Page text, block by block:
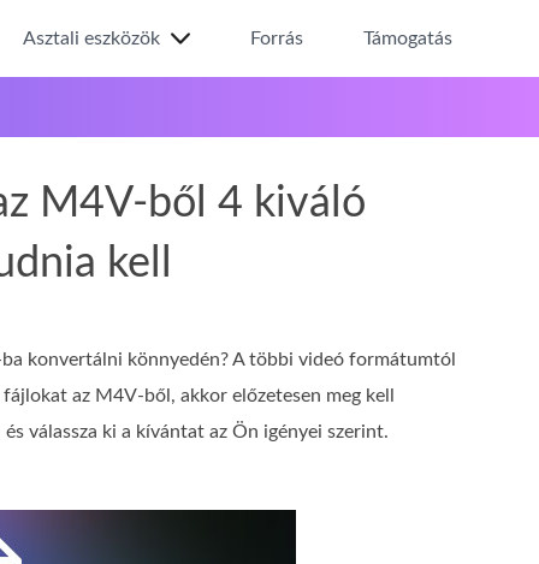
Asztali eszközök Forrás Támogatás
M4V-ből 4 kiváló
kell
konvertálni könnyedén? A többi videó formátumtól
az M4V-ből, akkor előzetesen meg kell
válassza ki a kívántat az Ön igényei szerint.